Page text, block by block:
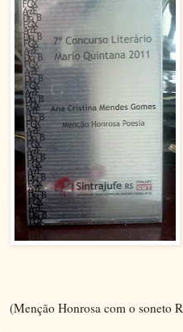
(Menção Honrosa com o soneto